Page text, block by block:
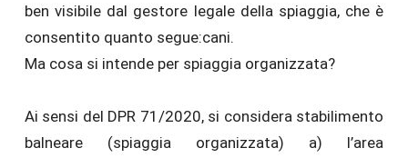
ben visibile dal gestore legale della spiaggia, che è
consentito quanto segue:cani.
Ma cosa si intende per spiaggia organizzata?
Ai sensi del DPR 71/2020, si considera stabilimento
balneare (spiaggia organizzata) a) l’area